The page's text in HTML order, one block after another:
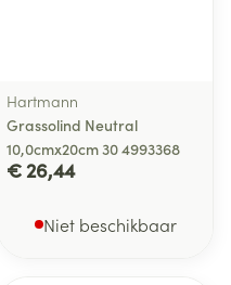
Hartmann
Grassolind Neutral
10,0cmx20cm 30 4993368
€ 26,44
Niet beschikbaar